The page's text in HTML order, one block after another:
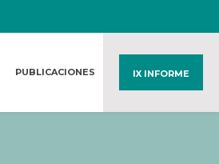
PUBLICACIONES IX INFORME